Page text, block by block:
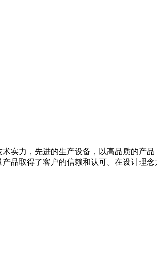
实力，先进的生产设备，以高品质的产
品取得了客户的信赖和认可。在设计理